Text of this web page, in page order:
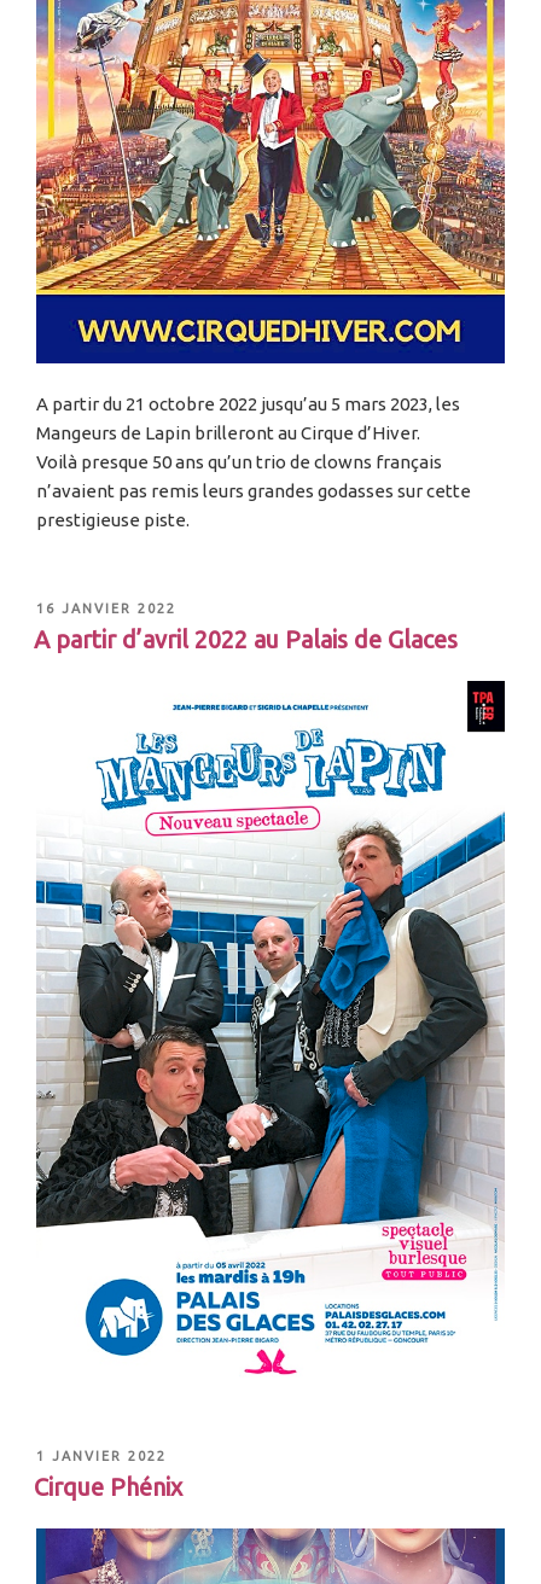
A partir du 21 octobre 2022 jusqu’au 5 mars 2023, les
Mangeurs de Lapin brilleront au Cirque d’Hiver.
Voilà presque 50 ans qu’un trio de clowns français
n’avaient pas remis leurs grandes godasses sur cette
prestigieuse piste.
16 JANVIER 2022
A partir d’avril 2022 au Palais de Glaces
1 JANVIER 2022
Cirque Phénix